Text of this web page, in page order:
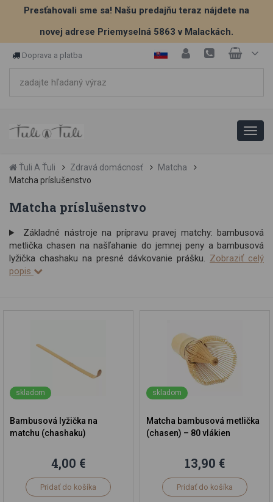
Presťahovali sme sa! Našu predajňu teraz nájdete na
novej adrese Priemyselná 5863 v Malackách.
Doprava a platba
Ťuli A Ťuli Zdravá domácnosť
Matcha
Matcha príslušenstvo
Matcha príslušenstvo
Základné nástroje na prípravu pravej matchy: bambusová
metlička chasen na našľahanie do jemnej peny a bambusová
lyžička chashaku na presné dávkovanie prášku. Zobraziť celý
popis
skladom
Bambusová lyžička na
matchu (chashaku)
4,00 €
Pridať do košíka
skladom
Matcha bambusová metlička
(chasen) – 80 vlákien
13,90 €
Pridať do košíka